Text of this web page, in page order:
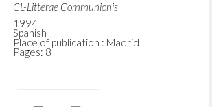
CL-Litterae Communionis
1994
Spanish
Place of publication : Madrid
Pages: 8